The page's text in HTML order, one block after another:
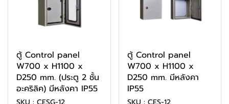
ตู้ Control panel
W700 x H1100 x
D250 mm. (ประตู 2 ชั้น
อะคริลิค) มีหลังคา IP55
ตู้ Control panel
W700 x H1100 x
D250 mm. มีหลังคา
IP55